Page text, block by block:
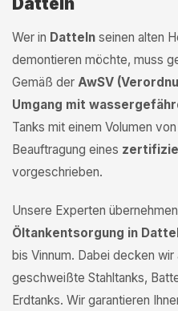
Wer in Datteln seinen alten
demontieren möchte, muss
Gemäß der AwSV
Umgang mit
Tanks mit einem Volumen
Beauftragung eines
vorgeschrieben.
Unsere Experten
Öltankentsorgung in
bis Vinnum. Dabei decken
geschweißte Stahltanks,
Erdtanks. Wir garantieren